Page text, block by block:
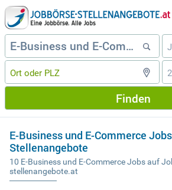
Finden
E-Business und E-Commerce
Stellenangebote
10 E-Business und E-Commerce Jobs auf
stellenangebote.at